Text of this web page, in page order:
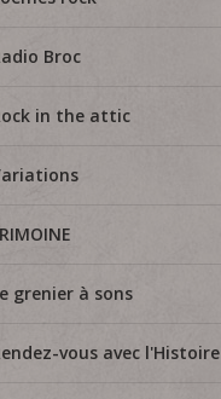
Broc
in the attic
grenier à sons
vous avec l'Histoire